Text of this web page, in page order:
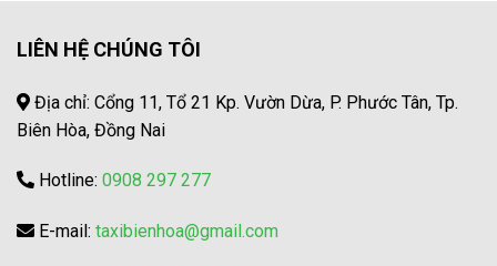
LIÊN HỆ CHÚNG TÔI
Địa chỉ: Cổng 11, Tổ 21 Kp. Vườn Dừa, P. Phước Tân, Tp.
Biên Hòa, Đồng Nai
Hotline: 0908 297 277
E-mail: taxibienhoa@gmail.com